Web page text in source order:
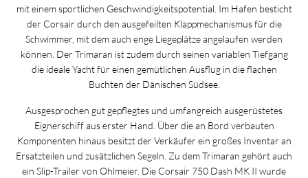
mit einem sportlichen Geschwindigkeitspotential. Im Hafen besticht
der Corsair durch den ausgefeilten Klappmechanismus für die
Schwimmer, mit dem auch enge Liegeplätze angelaufen werden
können. Der Trimaran ist zudem durch seinen variablen Tiefgang
die ideale Yacht für einen gemütlichen Ausflug in die flachen
Buchten der Dänischen Südsee.
Ausgesprochen gut gepflegtes und umfangreich ausgerüstetes
Eignerschiff aus erster Hand. Über die an Bord verbauten
Komponenten hinaus besitzt der Verkäufer ein großes Inventar an
Ersatzteilen und zusätzlichen Segeln. Zu dem Trimaran gehört auch
ein Slip-Trailer von Ohlmeier. Die Corsair 750 Dash MK II wurde